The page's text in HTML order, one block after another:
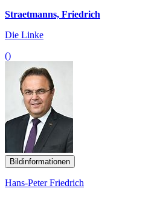
Straetmanns, Friedrich
Die Linke
()
Bildinformationen
Hans-Peter Friedrich